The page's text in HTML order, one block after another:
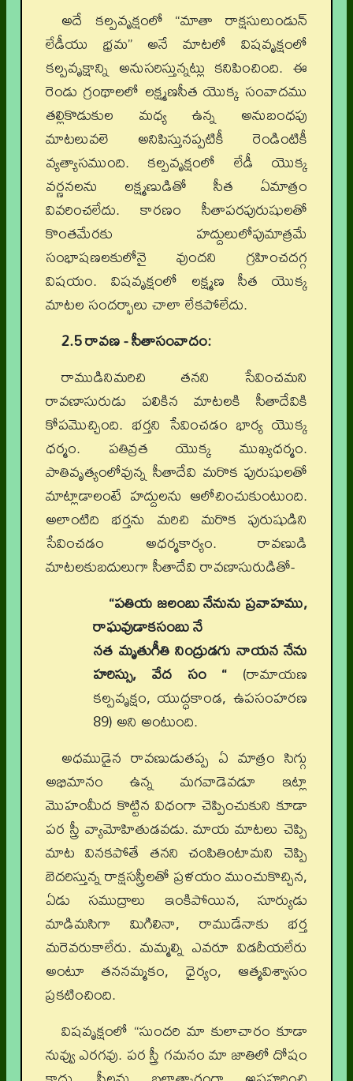
అదే కల్పవృక్షంలో “మాతా రాక్షసులుండున్
లేడీయు భ్రమ” అనే మాటలో విషవృక్షంలో
కల్పవృక్షాన్ని అనుసరిస్తున్నట్లు కనిపించింది. ఈ
రెండు గ్రంథాలలో లక్ష్మణసీత యొక్క సంవాదము
తల్లికొడుకుల మధ్య ఉన్న అనుబంధపు
మాటలువలె అనిపిస్తునప్పటికీ రెండింటికీ
వ్యత్యాసముంది. కల్పవృక్షంలో లేడీ యొక్క
వర్ణనలను లక్ష్మణుడితో సీత ఏమాత్రం
వివరించలేదు. కారణం సీతాపరపురుషులతో
కొంతమేరకు హద్దులులోపుమాత్రమే
సంభాషణలకులోనై వుందని గ్రహించదగ్గ
విషయం. విషవృక్షంలో లక్ష్మణ సీత యొక్క
మాటల సందర్భాలు చాలా లేకపోలేదు.
2.5రావణ - సీతాసంవాదం:
రాముడినిమరిచి తనని సేవించమని
రావణాసురుడు పలికిన మాటలకి సీతాదేవికి
కోపమొచ్చింది. భర్తని సేవించడం భార్య యొక్క
ధర్మం. పతివ్రత యొక్క ముఖ్యధర్మం.
పాతివృత్యంలోవున్న సీతాదేవి మరొక పురుషులతో
మాట్లాడాలంటే హద్దులను ఆలోచించుకుంటుంది.
అలాంటిది భర్తను మరిచి మరొక పురుషుడిని
సేవించడం అధర్మకార్యం. రావణుడి
మాటలకుబదులుగా సీతాదేవి రావణాసురుడితో-
“పతియ జలంబు నేనును ప్రవాహము,
రాఘవుడాకసంబు నే
నత మృతుగీతి నింద్రుడగు నాయన నేను
హరిస్సు, వేద సం “ (రామాయణ
కల్పవృక్షం, యుద్ధకాండ, ఉపసంహరణ
89) అని అంటుంది.
అధముడైన రావణుడుతప్ప ఏ మాత్రం సిగ్గు
అభిమానం ఉన్న మగవాడెవడూ ఇట్లా
మొహంమీద కొట్టిన విధంగా చెప్పించుకుని కూడా
పర స్త్రీ వ్యామోహితుడవడు. మాయ మాటలు చెప్పి
మాట వినకపోతే తనని చంపితింటామని చెప్పి
బెదరిస్తున్న రాక్షసస్త్రీలతో ప్రళయం ముంచుకొచ్చిన,
ఏడు సముద్రాలు ఇంకిపోయిన, సూర్యుడు
మాడిమసిగా మిగిలినా, రాముడేనాకు భర్త
మరెవరుకాలేరు. మమ్మల్ని ఎవరూ విడదీయలేరు
అంటూ తననమ్మకం, ధైర్యం, ఆత్మవిశ్వాసం
ప్రకటించింది.
విషవృక్షంలో “సుందరి మా కులాచారం కూడా
నువ్వు ఎరగవు. పర స్త్రీ గమనం మా జాతిలో దోషం